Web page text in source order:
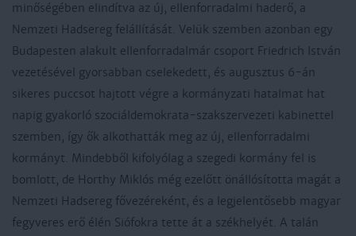
minőségében elindítva az új, ellenforradalmi haderő, a
Nemzeti Hadsereg felállítását. Velük szemben azonban egy
Budapesten alakult ellenforradalmár csoport Friedrich István
vezetésével gyorsabban cselekedett, és augusztus 6-án
sikeres puccsot hajtott végre a kormányzati hatalmat hat
napig gyakorló szociáldemokrata-szakszervezeti kabinettel
szemben, így ők alkothatták meg az új, ellenforradalmi
kormányt. Mindebből kifolyólag a szegedi kormány fel is
bomlott, de Horthy Miklós még ezelőtt önállósította magát a
Nemzeti Hadsereg fővezéreként, és a legjelentősebb magyar
fegyveres erő élén Siófokra tette át a székhelyét. A talán